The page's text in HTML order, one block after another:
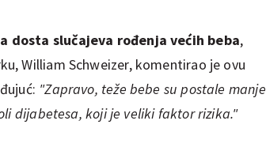
dosta slučajeva rođenja većih beba,
William Schweizer, komentirao je ovu
"Zapravo, teže bebe su postale manje
dijabetesa, koji je veliki faktor rizika."